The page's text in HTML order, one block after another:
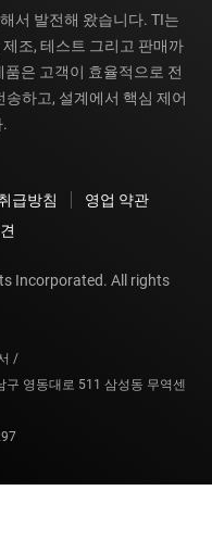
서 발전해 왔습니다. TI는
조, 테스트 그리고 판매까
은 고객이 효율적으로 전
하고, 설계에서 핵심 제어
급방침
영업 약관
Incorporated. All rights
/
영동대로 511 삼성동 무역센